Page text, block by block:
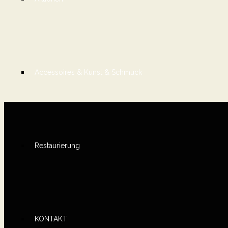
Accessoires & Kunst & Schmuck
Restaurierung
KONTAKT